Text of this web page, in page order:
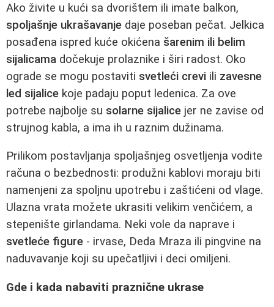
Ako živite u kući sa dvorištem ili imate balkon,
spoljašnje ukrašavanje daje poseban pečat. Jelkica
posađena ispred kuće okićena šarenim ili belim
sijalicama dočekuje prolaznike i širi radost. Oko
ograde se mogu postaviti svetleći crevi ili zavesne
led sijalice koje padaju poput ledenica. Za ove
potrebe najbolje su solarne sijalice jer ne zavise od
strujnog kabla, a ima ih u raznim dužinama.
Prilikom postavljanja spoljašnjeg osvetljenja vodite
računa o bezbednosti: produžni kablovi moraju biti
namenjeni za spoljnu upotrebu i zaštićeni od vlage.
Ulazna vrata možete ukrasiti velikim venčićem, a
stepenište girlandama. Neki vole da naprave i
svetleće figure - irvase, Deda Mraza ili pingvine na
naduvavanje koji su upečatljivi i deci omiljeni.
Gde i kada nabaviti praznične ukrase